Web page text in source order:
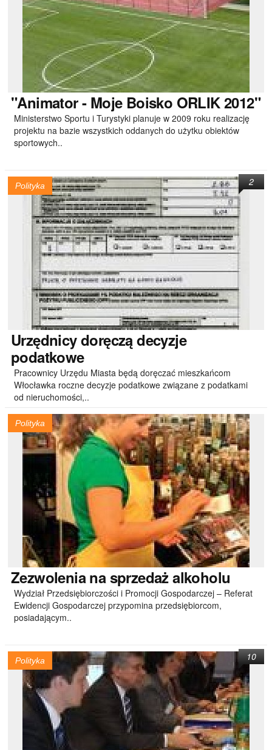
"Animator- Moje Boisko ORLIK 2012"
Ministerstwo Sportu i Turystyki planuje w 2009 roku realizację
projektu na bazie wszystkich oddanych do użytku obiektów
sportowych..
Polityka
Urzędnicydoręczą decyzje
podatkowe
Pracownicy Urzędu Miasta będą doręczać mieszkańcom
Włocławka roczne decyzje podatkowe związane z podatkami
od nieruchomości,..
2
Polityka
Zezwoleniana sprzedaż alkoholu
Wydział Przedsiębiorczości i Promocji Gospodarczej – Referat
Ewidencji Gospodarczej przypomina przedsiębiorcom,
posiadającym..
Polityka 10